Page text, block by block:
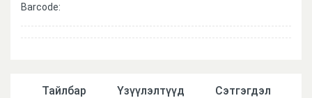
Barcode:
Тайлбар Үзүүлэлтүүд Сэтгэгдэл